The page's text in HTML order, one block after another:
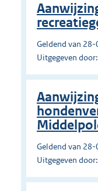
Geldend van
Uitgegeven
Geldend van
Uitgegeven